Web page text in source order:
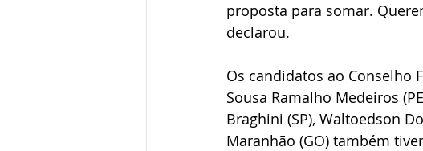
proposta para somar.
declarou.
Os candidatos ao Conselho
Sousa Ramalho Medeiros
Braghini (SP), Waltoedson
Maranhão (GO) também